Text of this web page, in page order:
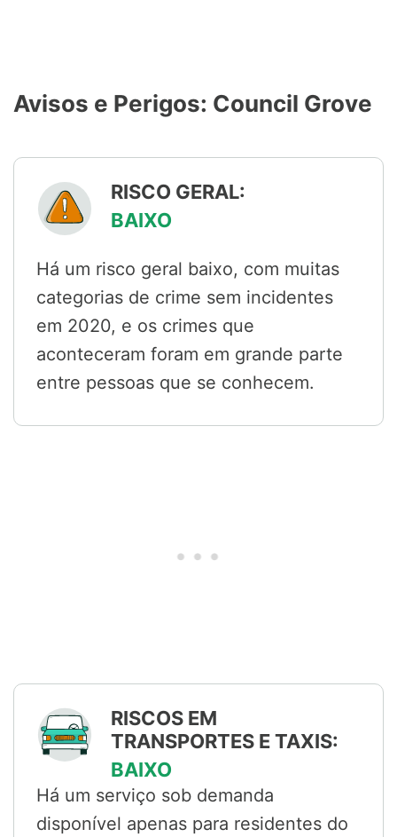
Avisos e Perigos: Council Grove
RISCO GERAL:
BAIXO
Há um risco geral baixo, com muitas
categorias de crime sem incidentes
em 2020, e os crimes que
aconteceram foram em grande parte
entre pessoas que se conhecem.
RISCOS EM
TRANSPORTES E TAXIS:
BAIXO
Há um serviço sob demanda
disponível apenas para residentes do